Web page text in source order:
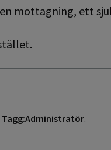
mottagning, ett
Tagg:Administratör.